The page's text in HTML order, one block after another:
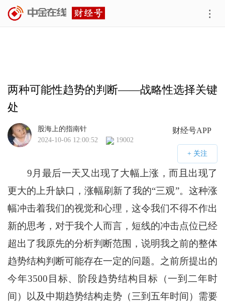
两种可能性趋势的判断——战略性选择关键
处
财经号APP
股海上的指南针
2024-10-06 12:00:52
19002
9月最后一天又出现了大幅上涨，而且出现了
更大的上升缺口，涨幅刷新了我的“三观”。这种涨
幅冲击着我们的视觉和心理，这令我们不得不作出
新的思考，对于我个人而言，短线的冲击点位已经
超出了我原先的分析判断范围，说明我之前的整体
趋势结构判断可能存在一定的问题。之前所提出的
今年3500目标、阶段趋势结构目标（一到二年时
间）以及中期趋势结构走势（三到五年时间）需要